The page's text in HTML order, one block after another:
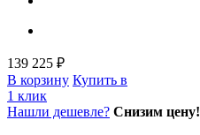
139 225 ₽
В корзину Купить в
1 клик
Нашли дешевле? Снизим цену!